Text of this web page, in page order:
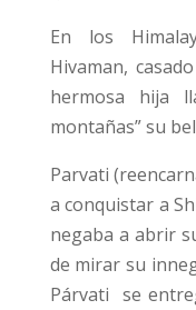
En los
Hivaman,
hermosa hija
montañas” su
Parvati
a conquistar a
negaba a abrir
de mirar su
Párvati se